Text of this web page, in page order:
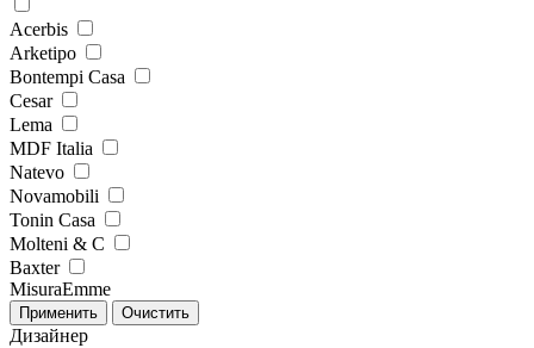
Acerbis
Arketipo
Bontempi Casa
Cesar
Lema
MDF Italia
Natevo
Novamobili
Tonin Casa
Molteni & C
Baxter
MisuraEmme
Дизайнер